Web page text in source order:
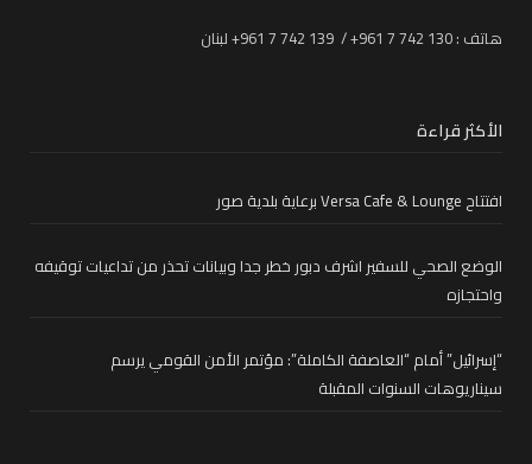
هاتف : 130 742 7 961+ / 139 742 7 961+ لبنان
الأكثر قراءة
افتتاح Versa Cafe & Lounge برعاية بلدية صور
الوضع الصحي للسفير اشرف دبور خطر جدا وبيانات تحذر من تداعيات توقيفه
واحتجازه
“إسرائيل” أمام “العاصفة الكاملة”: مؤتمر الأمن القومي يرسم
سيناريوهات السنوات المقبلة